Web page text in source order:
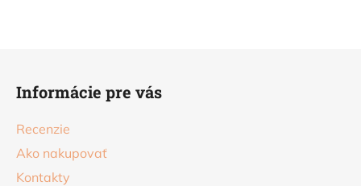
Informácie pre vás
Recenzie
Ako nakupovať
Kontakty